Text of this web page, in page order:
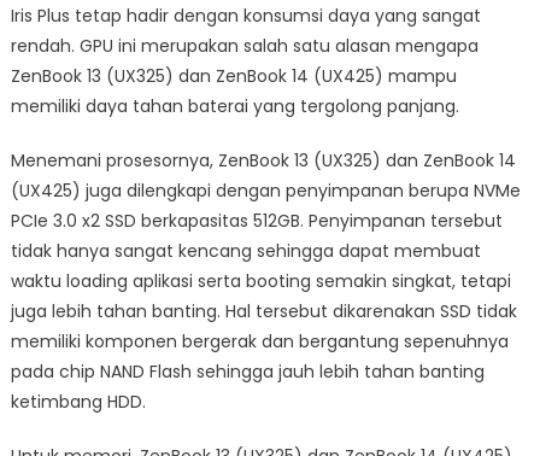
Iris Plus tetap hadir dengan konsumsi daya yang sangat
rendah. GPU ini merupakan salah satu alasan mengapa
ZenBook 13 (UX325) dan ZenBook 14 (UX425) mampu
memiliki daya tahan baterai yang tergolong panjang.
Menemani prosesornya, ZenBook 13 (UX325) dan ZenBook 14
(UX425) juga dilengkapi dengan penyimpanan berupa NVMe
PCIe 3.0 x2 SSD berkapasitas 512GB. Penyimpanan tersebut
tidak hanya sangat kencang sehingga dapat membuat
waktu loading aplikasi serta booting semakin singkat, tetapi
juga lebih tahan banting. Hal tersebut dikarenakan SSD tidak
memiliki komponen bergerak dan bergantung sepenuhnya
pada chip NAND Flash sehingga jauh lebih tahan banting
ketimbang HDD.